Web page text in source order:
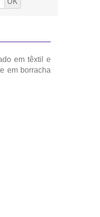
em têxtil e
em borracha